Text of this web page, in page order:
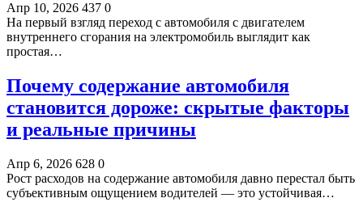
Апр 10, 2026 437 0
На первый взгляд переход с автомобиля с двигателем
внутреннего сгорания на электромобиль выглядит как
простая…
Почему содержание автомобиля
становится дороже: скрытые факторы
и реальные причины
Апр 6, 2026 628 0
Рост расходов на содержание автомобиля давно перестал быть
субъективным ощущением водителей — это устойчивая…